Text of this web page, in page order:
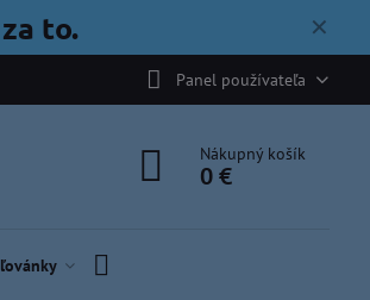
✕
to.
Panel používateľa
Nákupný košík
0 €